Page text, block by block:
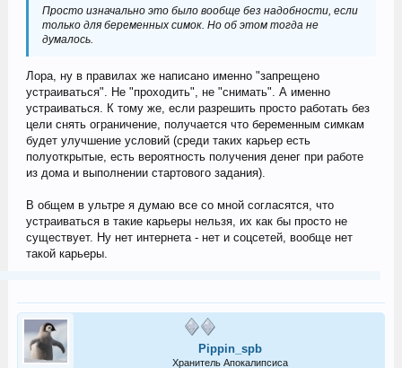
Просто изначально это было вообще без надобности, если
только для беременных симок. Но об этом тогда не
думалось.
Лора, ну в правилах же написано именно "запрещено
устраиваться". Не "проходить", не "снимать". А именно
устраиваться. К тому же, если разрешить просто работать без
цели снять ограничение, получается что беременным симкам
будет улучшение условий (среди таких карьер есть
полуоткрытые, есть вероятность получения денег при работе
из дома и выполнении стартового задания).
В общем в ультре я думаю все со мной согласятся, что
устраиваться в такие карьеры нельзя, их как бы просто не
существует. Ну нет интернета - нет и соцсетей, вообще нет
такой карьеры.
Pippin_spb
Хранитель Апокалипсиса